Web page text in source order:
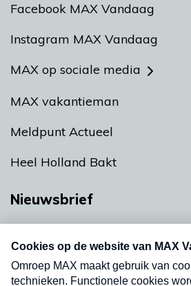
Facebook MAX Vandaag
Instagram MAX Vandaag
MAX op sociale media
MAX vakantieman
Meldpunt Actueel
Heel Holland Bakt
Nieuwsbrief
Neem hier een gratis
nieuwsbrief. Elke vrijdag- en
uw mailbox.